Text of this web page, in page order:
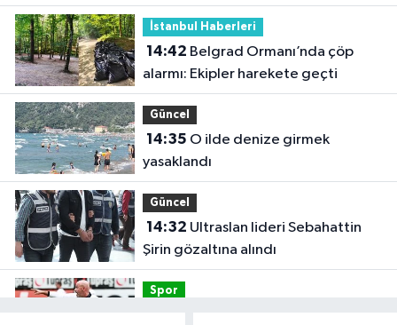
İstanbul Haberleri
14:42
alarmı: Ekipler harekete geçti
Güncel
14:35
yasaklandı
Güncel
14:32
Şirin gözaltına alındı
Spor